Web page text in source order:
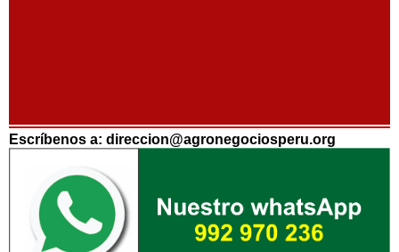
Escríbenos a: direccion@agronegociosperu.org